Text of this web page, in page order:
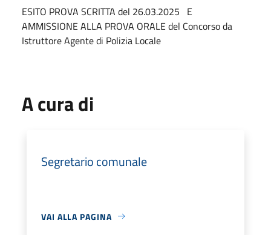
ESITO PROVA SCRITTA del 26.03.2025 E
AMMISSIONE ALLA PROVA ORALE del Concorso da
Istruttore Agente di Polizia Locale
A cura di
Segretario comunale
VAI ALLA PAGINA